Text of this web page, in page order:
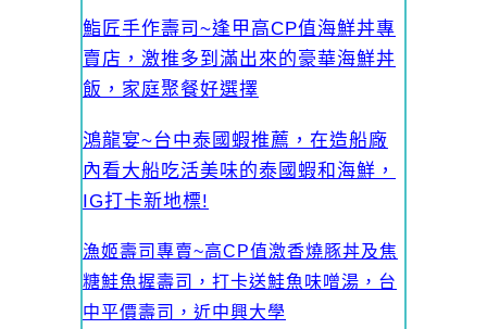
鮨匠手作壽司~逢甲高CP值海鮮丼專
賣店，激推多到滿出來的豪華海鮮丼
飯，家庭聚餐好選擇
鴻龍宴~台中泰國蝦推薦，在造船廠
內看大船吃活美味的泰國蝦和海鮮，
IG打卡新地標!
漁姬壽司專賣~高CP值激香燒豚丼及焦
糖鮭魚握壽司，打卡送鮭魚味噌湯，台
中平價壽司，近中興大學